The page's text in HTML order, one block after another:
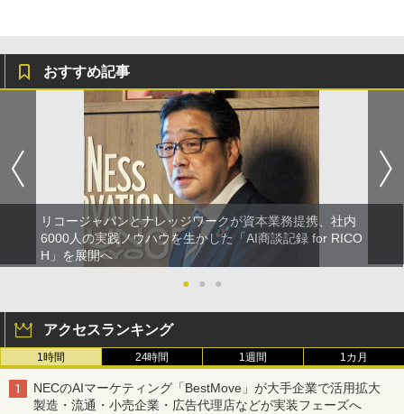
おすすめ記事
リコージャパンとナレッジワークが資本業務提携、社内
6000人の実践ノウハウを生かした「AI商談記録 for RICO
H」を展開へ
●
● ●
アクセスランキング
1時間 24時間 1週間 1カ月
NECのAIマーケティング「BestMove」が大手企業で活用拡大
製造・流通・小売企業・広告代理店などが実装フェーズへ